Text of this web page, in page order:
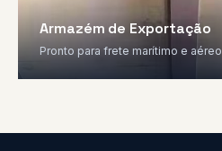
Armazém de Exportação
Pronto para frete marítimo e aéreo